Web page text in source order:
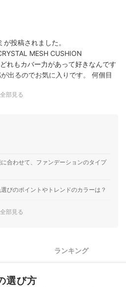
投稿されました。
MESH CUSHION
れもカバー力があって好きなんです
出るのでお気に入りです。 何個目
全部見る
合わせて、ファンデーションのタイプ
びのポイントやトレンドのカラーは？
かすを防ぐなら、UVカット効果のある
んで
ーション全125商品を徹底比較！
全部見る
ランキング
選び方